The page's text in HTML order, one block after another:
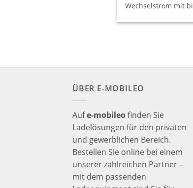
Wechselstrom mit
ÜBER E-MOBILEO
Aufe-mobileofinden Sie
Ladelösungen für den privaten
und gewerblichen Bereich.
Bestellen Sie online bei einem
unserer zahlreichen Partner –
mit dem passenden